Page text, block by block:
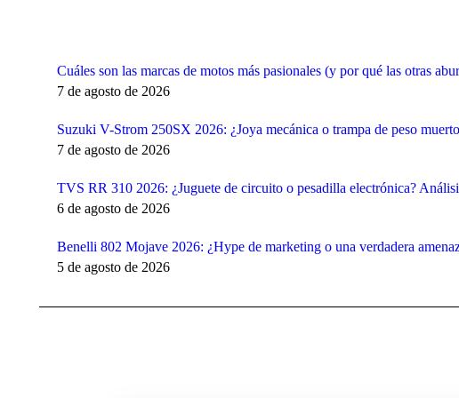
Cuáles son las marcas de motos más pasionales (y por qué las otras
7 de agosto de 2026
Suzuki V-Strom 250SX 2026: ¿Joya mecánica o trampa de peso
7 de agosto de 2026
TVS RR 310 2026: ¿Juguete de circuito o pesadilla electrónica?
6 de agosto de 2026
Benelli 802 Mojave 2026: ¿Hype de marketing o una verdadera
5 de agosto de 2026